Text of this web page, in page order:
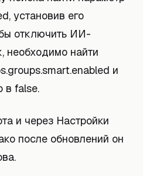
установив его
отключить ИИ-
необходимо найти
и
в false.
и через Настройки
после обновлений он